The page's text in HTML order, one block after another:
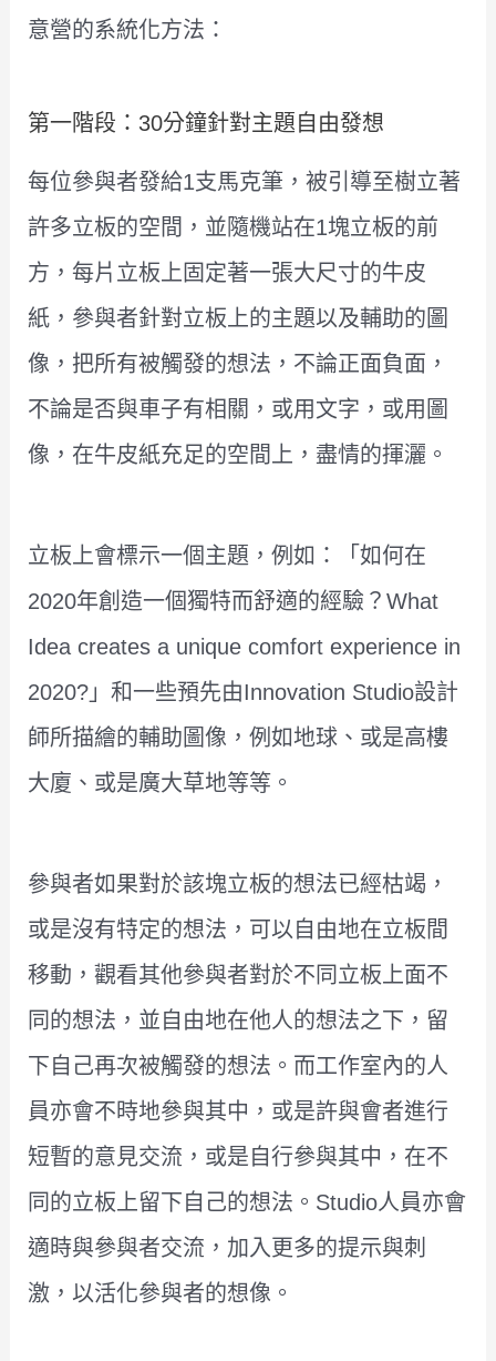
意營的系統化方法：
第一階段：30分鐘針對主題自由發想
每位參與者發給1支馬克筆，被引導至樹立著
許多立板的空間，並隨機站在1塊立板的前
方，每片立板上固定著一張大尺寸的牛皮
紙，參與者針對立板上的主題以及輔助的圖
像，把所有被觸發的想法，不論正面負面，
不論是否與車子有相關，或用文字，或用圖
像，在牛皮紙充足的空間上，盡情的揮灑。
立板上會標示一個主題，例如：「如何在
2020年創造一個獨特而舒適的經驗？What
Idea creates a unique comfort experience in
2020?」和一些預先由Innovation Studio設計
師所描繪的輔助圖像，例如地球、或是高樓
大廈、或是廣大草地等等。
參與者如果對於該塊立板的想法已經枯竭，
或是沒有特定的想法，可以自由地在立板間
移動，觀看其他參與者對於不同立板上面不
同的想法，並自由地在他人的想法之下，留
下自己再次被觸發的想法。而工作室內的人
員亦會不時地參與其中，或是許與會者進行
短暫的意見交流，或是自行參與其中，在不
同的立板上留下自己的想法。Studio人員亦會
適時與參與者交流，加入更多的提示與刺
激，以活化參與者的想像。